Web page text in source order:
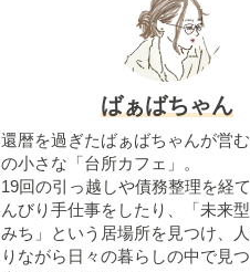
ばぁばちゃん
還暦を過ぎたばぁばちゃんが営
の小さな「台所カフェ」。
19回の引っ越しや債務整理を経
んびり手仕事をしたり、「未来
みち」という居場所を見つけ、
りながら日々の暮らしの中で見